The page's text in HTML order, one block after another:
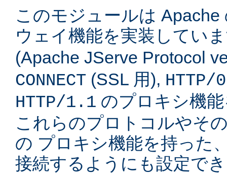
このモジュールは
ウェイ機能を実装してい
(Apache JServe Protocol
CONNECT (SSL 用), HTTP/
HTTP/1.1 のプロキシ機
これらのプロトコルやそ
の プロキシ機能を持った
接続するようにも設定で